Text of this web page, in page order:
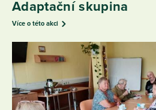
Adaptační skupina
Více o této akci